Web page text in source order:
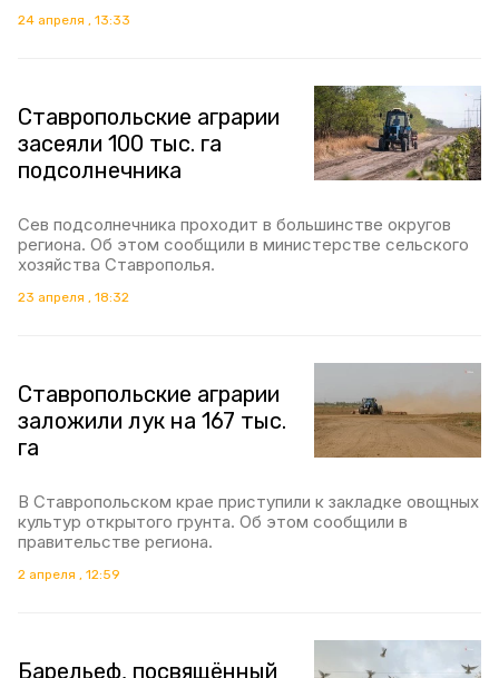
24 апреля , 13:33
Ставропольские аграрии
засеяли 100 тыс. га
подсолнечника
Сев подсолнечника проходит в большинстве округов
региона. Об этом сообщили в министерстве сельского
хозяйства Ставрополья.
23 апреля , 18:32
Ставропольские аграрии
заложили лук на 167 тыс.
га
В Ставропольском крае приступили к закладке овощных
культур открытого грунта. Об этом сообщили в
правительстве региона.
2 апреля , 12:59
Барельеф, посвящённый